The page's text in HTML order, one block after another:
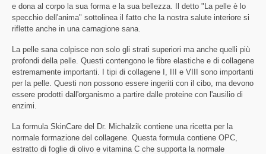
e dona al corpo la sua forma e la sua bellezza. Il detto "La pelle è lo
specchio dell'anima" sottolinea il fatto che la nostra salute interiore si
riflette anche in una carnagione sana.
La pelle sana colpisce non solo gli strati superiori ma anche quelli più
profondi della pelle. Questi contengono le fibre elastiche e di collagene
estremamente importanti. I tipi di collagene I, III e VIII sono importanti
per la pelle. Questi non possono essere ingeriti con il cibo, ma devono
essere prodotti dall'organismo a partire dalle proteine con l'ausilio di
enzimi.
La formula SkinCare del Dr. Michalzik contiene una ricetta per la
normale formazione del collagene. Questa formula contiene OPC,
estratto di foglie di olivo e vitamina C che supporta la normale